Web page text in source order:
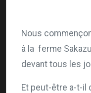
Nous
à la ferme
devant tous les
Et peut-être a-t-il